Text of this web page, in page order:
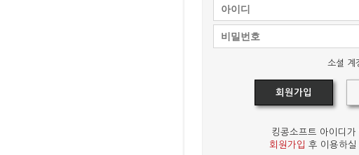
소셜 계
회원가입
킹콩소프트 아이디가
회원가입 후 이용하실